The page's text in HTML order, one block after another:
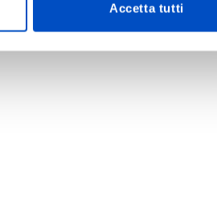
Accetta tutti